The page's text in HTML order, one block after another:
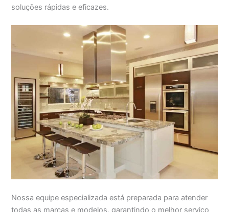
soluções rápidas e eficazes.
Nossa equipe especializada está preparada para atender
todas as marcas e modelos, garantindo o melhor serviço